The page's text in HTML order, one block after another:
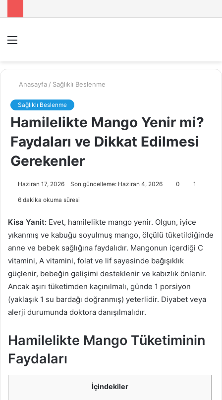
...
Anasayfa / Sağlıklı Beslenme
Sağlıklı Beslenme
Hamilelikte Mango Yenir mi?
Faydaları ve Dikkat Edilmesi
Gerekenler
Haziran 17, 2026 Son güncelleme: Haziran 4, 2026 0 1
6 dakika okuma süresi
Kisa Yanit: Evet, hamilelikte mango yenir. Olgun, iyice
yıkanmış ve kabuğu soyulmuş mango, ölçülü tüketildiğinde
anne ve bebek sağlığına faydalıdır. Mangonun içerdiği C
vitamini, A vitamini, folat ve lif sayesinde bağışıklık
güçlenir, bebeğin gelişimi desteklenir ve kabızlık önlenir.
Ancak aşırı tüketimden kaçınılmalı, günde 1 porsiyon
(yaklaşık 1 su bardağı doğranmış) yeterlidir. Diyabet veya
alerji durumunda doktora danışılmalıdır.
Hamilelikte Mango Tüketiminin
Faydaları
İçindekiler